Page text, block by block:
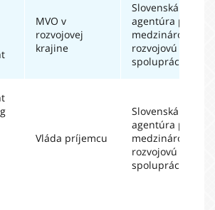
MVO v
rozvojovej
krajine
Slovenská
agentúra pre
medzinárodnú
rozvojovú
spoluprácu
Vláda príjemcu
Slovenská
agentúra pre
medzinárodnú
rozvojovú
spoluprácu